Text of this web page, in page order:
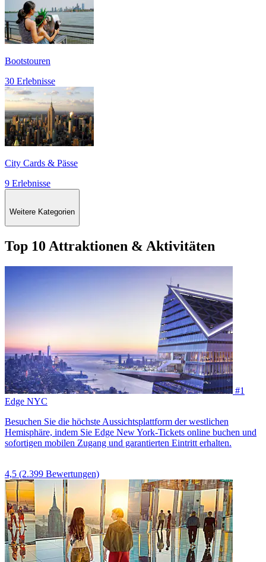
Bootstouren
30 Erlebnisse
City Cards & Pässe
9 Erlebnisse
Weitere Kategorien
Top 10 Attraktionen & Aktivitäten
#1
Edge NYC
Besuchen Sie die höchste Aussichtsplattform der westlichen
Hemisphäre, indem Sie Edge New York-Tickets online buchen und
sofortigen mobilen Zugang und garantierten Eintritt erhalten.
4,5 (2.399 Bewertungen)